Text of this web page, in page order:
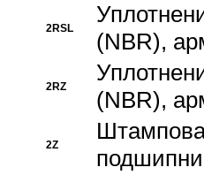
2RSL
(NBR),
2RZ
(NBR),
2Z